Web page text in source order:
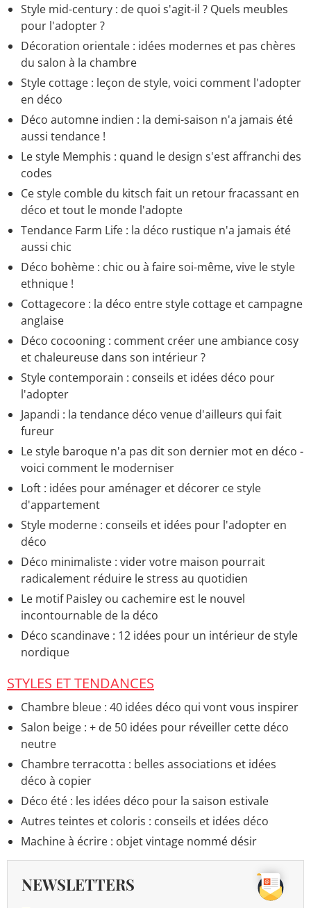
Style mid-century : de quoi s'agit-il ? Quels meubles
pour l'adopter ?
Décoration orientale : idées modernes et pas chères
du salon à la chambre
Style cottage : leçon de style, voici comment l'adopter
en déco
Déco automne indien : la demi-saison n'a jamais été
aussi tendance !
Le style Memphis : quand le design s'est affranchi des
codes
Ce style comble du kitsch fait un retour fracassant en
déco et tout le monde l'adopte
Tendance Farm Life : la déco rustique n'a jamais été
aussi chic
Déco bohème : chic ou à faire soi-même, vive le style
ethnique !
Cottagecore : la déco entre style cottage et campagne
anglaise
Déco cocooning : comment créer une ambiance cosy
et chaleureuse dans son intérieur ?
Style contemporain : conseils et idées déco pour
l'adopter
Japandi : la tendance déco venue d'ailleurs qui fait
fureur
Le style baroque n'a pas dit son dernier mot en déco -
voici comment le moderniser
Loft : idées pour aménager et décorer ce style
d'appartement
Style moderne : conseils et idées pour l'adopter en
déco
Déco minimaliste : vider votre maison pourrait
radicalement réduire le stress au quotidien
Le motif Paisley ou cachemire est le nouvel
incontournable de la déco
Déco scandinave : 12 idées pour un intérieur de style
nordique
STYLES ET TENDANCES
Chambre bleue : 40 idées déco qui vont vous inspirer
Salon beige : + de 50 idées pour réveiller cette déco
neutre
Chambre terracotta : belles associations et idées
déco à copier
Déco été : les idées déco pour la saison estivale
Autres teintes et coloris : conseils et idées déco
Machine à écrire : objet vintage nommé désir
NEWSLETTERS